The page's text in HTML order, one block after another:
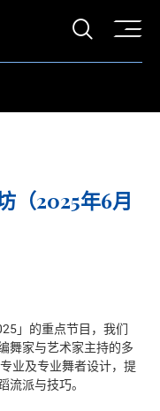
打开
（2025年6月
」的重点节目，我们
舞家与艺术家主持的多
业及专业舞者设计，提
派与技巧。